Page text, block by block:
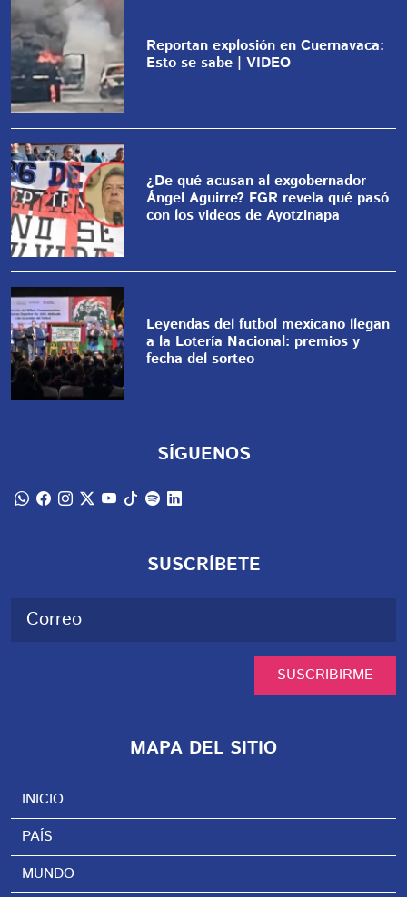
Reportan explosión en Cuernavaca:
Esto se sabe | VIDEO
¿De qué acusan al exgobernador
Ángel Aguirre? FGR revela qué pasó
con los videos de Ayotzinapa
Leyendas del futbol mexicano llegan
a la Lotería Nacional: premios y
fecha del sorteo
SÍGUENOS
SUSCRÍBETE
SUSCRIBIRME
MAPA DEL SITIO
INICIO
PAÍS
MUNDO